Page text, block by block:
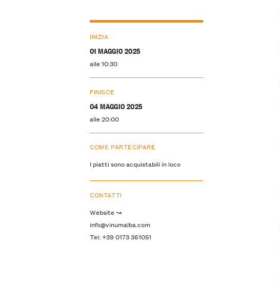
INIZIA
01 MAGGIO 2025
alle 10:30
FINISCE
04 MAGGIO 2025
alle 20:00
COME PARTECIPARE
I piatti sono acquistabili in loco
CONTATTI
Website ↝
info@vinumalba.com
Tel: +39 0173 361051